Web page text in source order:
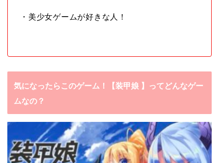
・美少女ゲームが好きな人！
気になったらこのゲーム！【装甲娘 】ってどんなゲー
ムなの？